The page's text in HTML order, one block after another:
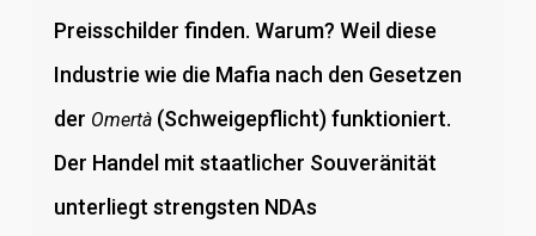
Preisschilder finden. Warum? Weil diese
Industrie wie die Mafia nach den Gesetzen
der Omertà(Schweigepflicht) funktioniert.
Der Handel mit staatlicher Souveränität
unterliegt strengsten NDAs